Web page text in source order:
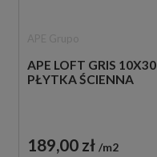
APE LOFT GRIS 10X30
PŁYTKA ŚCIENNA
189,00 zł m2